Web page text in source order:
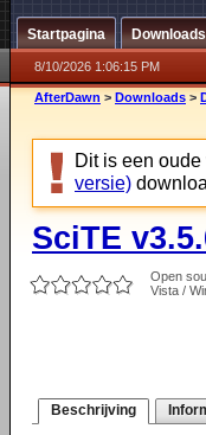
Startpagina Downloads
8/10/2026 1:06:15 PM
AfterDawn > Downloads >
Dit is een
versie)
SciTE
Open
Vista /
Beschrijving